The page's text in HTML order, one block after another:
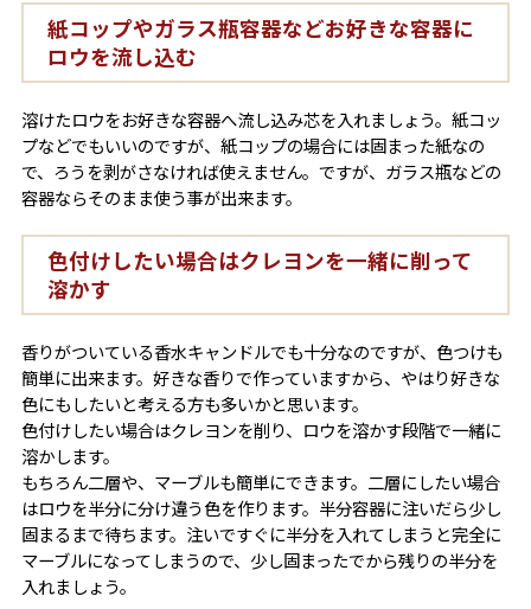
紙コップやガラス瓶容器などお好きな容器に
ロウを流し込む
溶けたロウをお好きな容器へ流し込み芯を入れましょう。紙コッ
プなどでもいいのですが、紙コップの場合には固まった紙なの
で、ろうを剥がさなければ使えません。ですが、ガラス瓶などの
容器ならそのまま使う事が出来ます。
色付けしたい場合はクレヨンを一緒に削って
溶かす
香りがついている香水キャンドルでも十分なのですが、色つけも
簡単に出来ます。好きな香りで作っていますから、やはり好きな
色にもしたいと考える方も多いかと思います。
色付けしたい場合はクレヨンを削り、ロウを溶かす段階で一緒に
溶かします。
もちろん二層や、マーブルも簡単にできます。二層にしたい場合
はロウを半分に分け違う色を作ります。半分容器に注いだら少し
固まるまで待ちます。注いですぐに半分を入れてしまうと完全に
マーブルになってしまうので、少し固まったでから残りの半分を
入れましょう。